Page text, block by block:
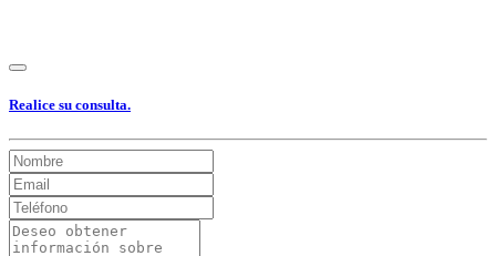
Realice su consulta.